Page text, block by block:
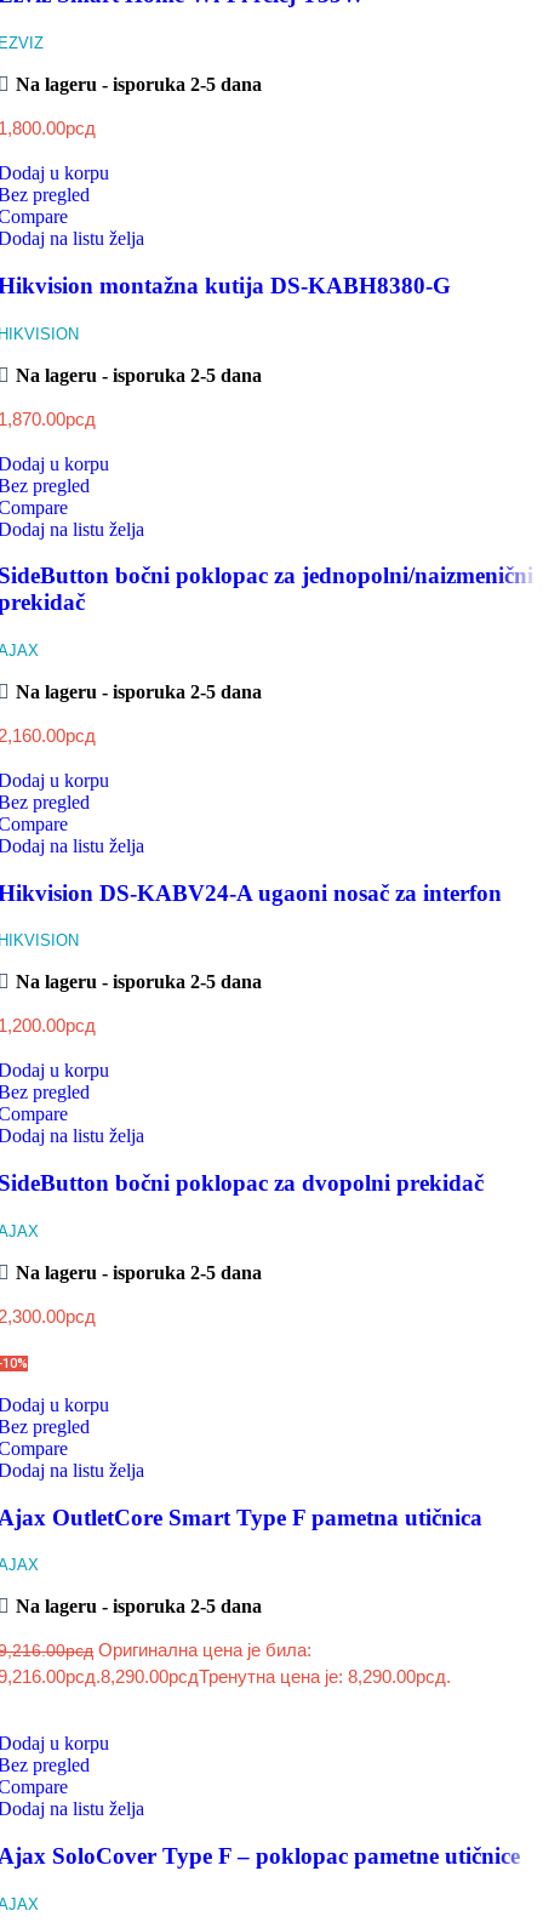
Na lageru - isporuka 2-5 dana
рсд
u korpu
pregled
na listu želja
montažna kutija DS-KABH8380-G
Na lageru - isporuka 2-5 dana
рсд
u korpu
pregled
na listu želja
bočni poklopac za jednopolni/naizmenični
Na lageru - isporuka 2-5 dana
рсд
u korpu
pregled
na listu želja
DS-KABV24-A ugaoni nosač za interfon
Na lageru - isporuka 2-5 dana
рсд
u korpu
pregled
na listu želja
bočni poklopac za dvopolni prekidač
Na lageru - isporuka 2-5 dana
рсд
u korpu
pregled
na listu želja
OutletCore Smart Type F pametna utičnica
Na lageru - isporuka 2-5 dana
рсд Оригинална цена је била:
8,290.00рсдТренутна цена је: 8,290.00рсд.
u korpu
pregled
na listu želja
SoloCover Type F – poklopac pametne utičnice